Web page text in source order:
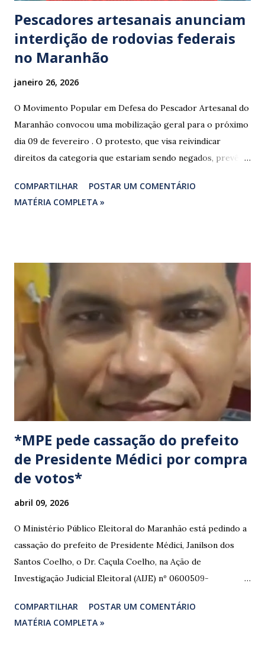
Pescadores artesanais anunciam
interdição de rodovias federais
no Maranhão
janeiro 26, 2026
O Movimento Popular em Defesa do Pescador Artesanal do
Maranhão convocou uma mobilização geral para o próximo
dia 09 de fevereiro . O protesto, que visa reivindicar
direitos da categoria que estariam sendo negados, prevê o
federais que cortam o estado. ​As interdições estão
programadas para começar às 07:00 da manhã e, segundo
manifestação busca chamar a atenção das autoridades para
a pauta da pesca artesanal maranhense, exigindo o
cumprimento de garantias e assistência aos trabalhadores
do setor. Motoristas que planejam trafegar por essas
regiões na data devem estar atentos a possíveis
congestionamentos e atrasos.
COMPARTILHAR
POSTAR UM COMENTÁRIO
MATÉRIA COMPLETA »
*MPE pede cassação do prefeito
de Presidente Médici por compra
de votos*
abril 09, 2026
O Ministério Público Eleitoral do Maranhão está pedindo a
cassação do prefeito de Presidente Médici, Janilson dos
Santos Coelho, o Dr. Caçula Coelho, na Ação de
Investigação Judicial Eleitoral (AIJE) nº 0600509-
Santa Luzia do Paruá. A ação foi movida pela Coligação
“União e Reconstrução” (PP/PL/União), que denunciou a
COMPARTILHAR
POSTAR UM COMENTÁRIO
MATÉRIA COMPLETA »